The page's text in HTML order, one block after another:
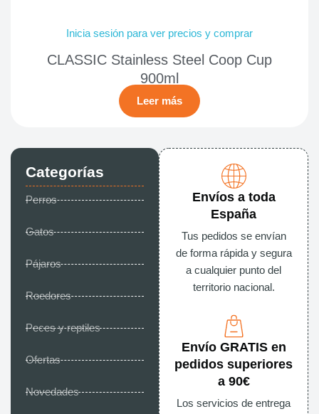
Categorías
Perros
Gatos
Pájaros
Roedores
Peces y reptiles
Ofertas
Novedades
Envíos a toda
España
Tus pedidos se envían
de forma rápida y segura
a cualquier punto del
territorio nacional.
Envío GRATIS en
pedidos superiores
a 90€
Los servicios de entrega
Inicia sesión para ver precios y comprar
CLASSIC Stainless Steel Coop Cup
900ml
Leer más